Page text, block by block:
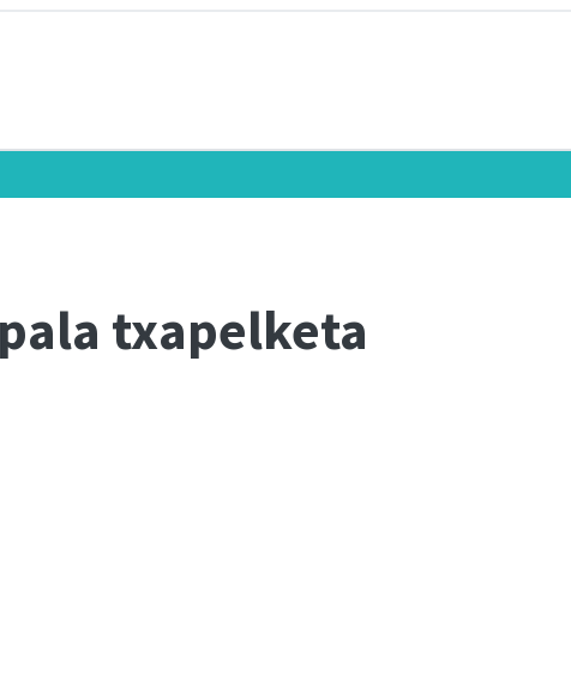
txapelketa